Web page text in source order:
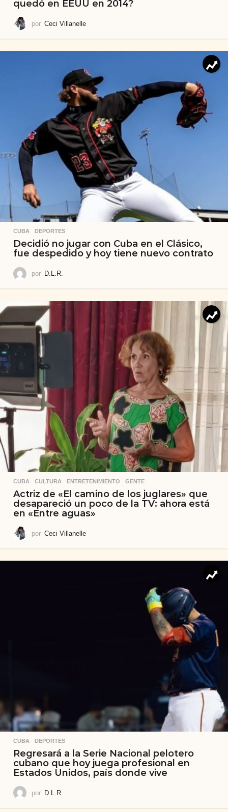
quedó en EEUU en 2014?
por Ceci Villanelle
CUBA ,DEPORTES
Decidió no jugar con Cuba en el Clásico,
fue despedido y hoy tiene nuevo contrato
por D.L.R.
CUBA ,CULTURA ,ENTRETENIMIENTO ,GENTE
Actriz de «El camino de los juglares» que
desapareció un poco de la TV: ahora está
en «Entre aguas»
por Ceci Villanelle
CUBA ,DEPORTES
Regresará a la Serie Nacional pelotero
cubano que hoy juega profesional en
Estados Unidos, país donde vive
por D.L.R.